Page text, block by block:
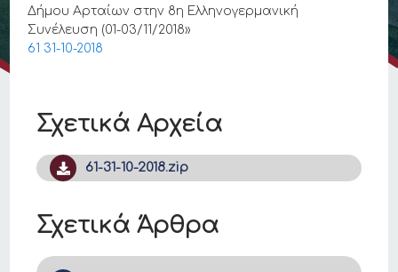
Σχετικά Αρχεία
61-31-10-2018.zip
Σχετικά Άρθρα
Δήμου Αρταίων στην 8η Ελληνογερμανική
Συνέλευση (01-03/11/2018»
61 31-10-2018